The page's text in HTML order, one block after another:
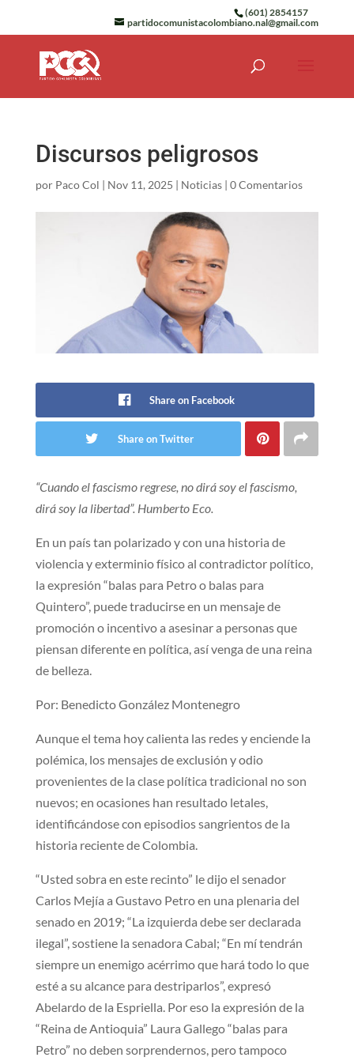
(601) 2854157
partidocomunistacolombiano.nal@gmail.com
Discursos peligrosos
por Paco Col | Nov 11, 2025 | Noticias| 0 Comentarios
Share on Facebook
Share on Twitter
“Cuando el fascismo regrese, no dirá soy el fascismo,
dirá soy la libertad”. Humberto Eco.
En un país tan polarizado y con una historia de
violencia y exterminio físico al contradictor político,
la expresión “balas para Petro o balas para
Quintero”, puede traducirse en un mensaje de
promoción o incentivo a asesinar a personas que
piensan diferente en política, así venga de una reina
de belleza.
Por: Benedicto González Montenegro
Aunque el tema hoy calienta las redes y enciende la
polémica, los mensajes de exclusión y odio
provenientes de la clase política tradicional no son
nuevos; en ocasiones han resultado letales,
identificándose con episodios sangrientos de la
historia reciente de Colombia.
“Usted sobra en este recinto” le dijo el senador
Carlos Mejía a Gustavo Petro en una plenaria del
senado en 2019; “La izquierda debe ser declarada
ilegal”, sostiene la senadora Cabal; “En mí tendrán
siempre un enemigo acérrimo que hará todo lo que
esté a su alcance para destriparlos”, expresó
Abelardo de la Espriella. Por eso la expresión de la
“Reina de Antioquia” Laura Gallego “balas para
Petro” no deben sorprendernos, pero tampoco